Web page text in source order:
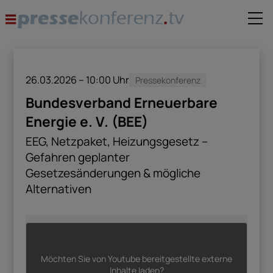
26.03.2026 – 10:00 Uhr Pressekonferenz
Bundesverband Erneuerbare
Energie e. V. (BEE)
EEG, Netzpaket, Heizungsgesetz –
Gefahren geplanter
Gesetzesänderungen & mögliche
Alternativen
Möchten Sie vonYoutube bereitgestellte externe
Inhalte laden?